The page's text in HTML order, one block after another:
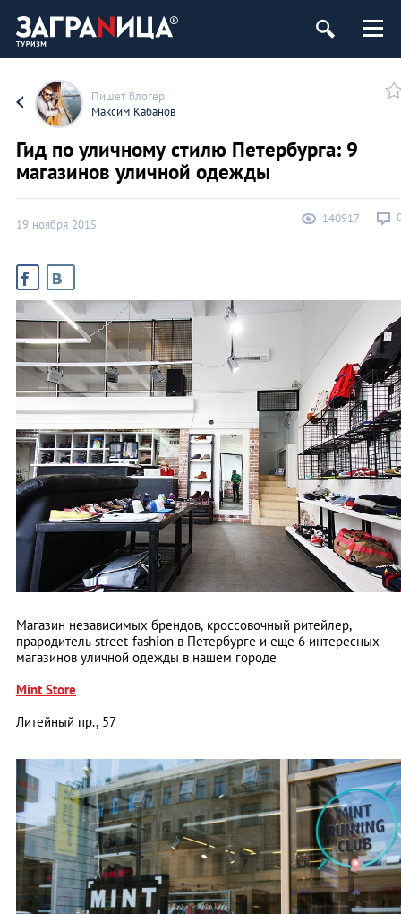
Пишет блогер
Максим Кабанов
Гид по уличному стилю Петербурга: 9
магазинов уличной одежды
19 ноября 2015 140917
Магазин независимых брендов, кроссовочный ритейлер,
прародитель street-fashion в Петербурге и еще 6 интересных
магазинов уличной одежды в нашем городе
Mint Store
Литейный пр., 57